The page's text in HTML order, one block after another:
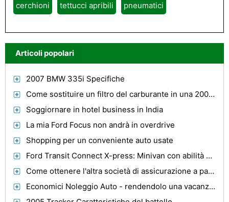
cerchioni tettucci apribili pneumatici
Articoli popolari
2007 BMW 335i Specifiche
Come sostituire un filtro del carburante in una 2003 Dodge Caravan
Soggiornare in hotel business in India
La mia Ford Focus non andrà in overdrive
Shopping per un conveniente auto usate
Ford Transit Connect X-press: Minivan con abilità Sports Car
Come ottenere l'altra società di assicurazione a pagare per un noleggio auto dopo un incidente
Economici Noleggio Auto - rendendolo una vacanza in famiglia a prezzi accessibili